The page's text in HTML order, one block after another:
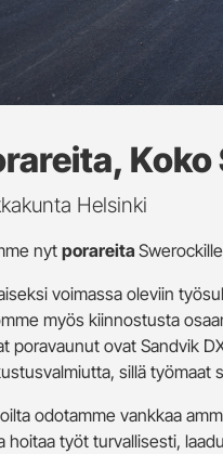
Koko
Helsinki
nytporareita
voimassa oleviin
myös kiinnostusta
poravaunut ovat Sandvik
sillä työmaat
odotamme vankkaa
hoitaa työt turvallisesti,